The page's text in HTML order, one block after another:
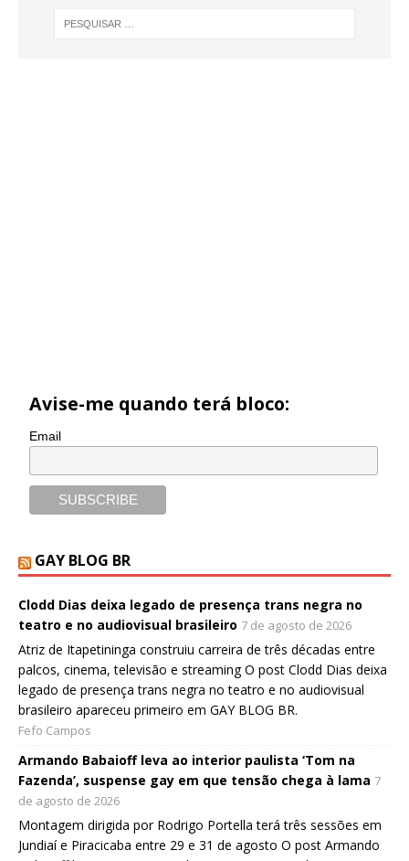
Avise-me quando terá bloco:
Email
GAY BLOG BR
Clodd Dias deixa legado de presença trans negra no
teatro e no audiovisual brasileiro 7 de agosto de 2026
Atriz de Itapetininga construiu carreira de três décadas entre
palcos, cinema, televisão e streaming O post Clodd Dias deixa
legado de presença trans negra no teatro e no audiovisual
brasileiro apareceu primeiro em GAY BLOG BR.
Fefo Campos
Armando Babaioff leva ao interior paulista ‘Tom na
Fazenda’, suspense gay em que tensão chega à lama 7
de agosto de 2026
Montagem dirigida por Rodrigo Portella terá três sessões em
Jundiaí e Piracicaba entre 29 e 31 de agosto O post Armando